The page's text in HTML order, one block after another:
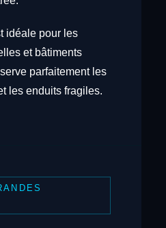
idéale pour les
et bâtiments
parfaitement les
les enduits fragiles.